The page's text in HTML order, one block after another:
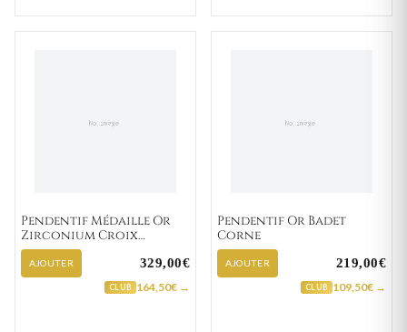
Pendentif Médaille Or
Zirconium Croix
Chrétienne
AJOUTER 329,00€
CLUB 164,50€ →
Pendentif Or Badet
Corne
AJOUTER 219,00€
CLUB 109,50€ →